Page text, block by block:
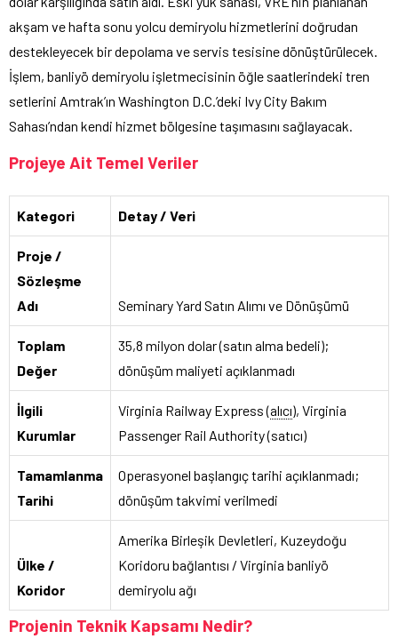
akşam ve hafta sonu yolcu demiryolu hizmetlerini doğrudan
destekleyecek bir depolama ve servis tesisine dönüştürülecek.
İşlem, banliyö demiryolu işletmecisinin öğle saatlerindeki tren
setlerini Amtrak’ın Washington D.C.’deki Ivy City Bakım
Sahası’ndan kendi hizmet bölgesine taşımasını sağlayacak.
Projeye Ait Temel Veriler
Kategori Detay / Veri
Proje /
Sözleşme
Adı
Seminary Yard Satın Alımı ve Dönüşümü
Toplam
Değer
35,8 milyon dolar (satın alma bedeli);
dönüşüm maliyeti açıklanmadı
İlgili
Kurumlar
Virginia Railway Express (alıcı), Virginia
Passenger Rail Authority (satıcı)
Tamamlanma
Tarihi
Operasyonel başlangıç tarihi açıklanmadı;
dönüşüm takvimi verilmedi
Ülke /
Koridor
Amerika Birleşik Devletleri, Kuzeydoğu
Koridoru bağlantısı / Virginia banliyö
demiryolu ağı
Projenin Teknik Kapsamı Nedir?